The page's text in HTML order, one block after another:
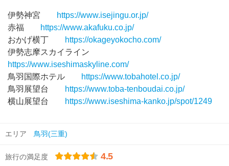
伊勢神宮
https://www.isejingu.or.jp/
赤福
https://www.akafuku.co.jp/
おかげ横丁
https://okageyokocho.com/
伊勢志摩スカイライン
https://www.iseshimaskyline.com/
鳥羽国際ホテル
https://www.tobahotel.co.jp/
鳥羽展望台
https://www.toba-tenboudai.co.jp/
横山展望台
https://www.iseshima-kanko.jp/spot/1249
エリア 鳥羽(三重)
旅行の満足度 4.5